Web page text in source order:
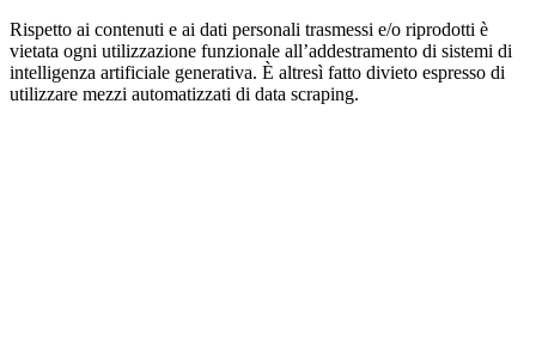
Rispetto ai contenuti e ai dati personali trasmessi e/o riprodotti è
vietata ogni utilizzazione funzionale all’addestramento di sistemi di
intelligenza artificiale generativa. È altresì fatto divieto espresso di
utilizzare mezzi automatizzati di data scraping.